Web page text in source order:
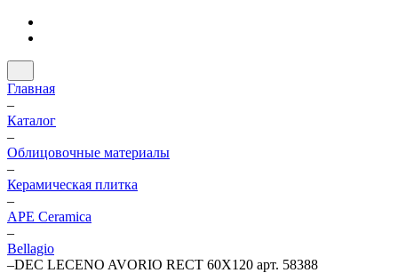
Главная
–
Каталог
–
Облицовочные материалы
–
Керамическая плитка
–
APE Ceramica
–
Bellagio
–DEC LECENO AVORIO RECT 60X120 арт. 58388